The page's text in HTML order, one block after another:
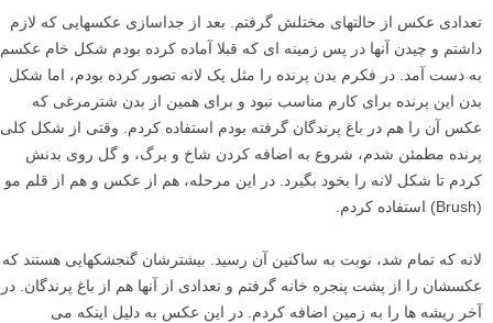
تعدادى عکس از حالتهاى مختلش گرفتم. بعد از جداسازى عکسهایى که لازم
داشتم و چیدن آنها در پس زمینه اى که قبلا آماده کرده بودم شکل خام عکسم
به دست آمد. در فکرم بدن پرنده را مثل یک لانه تصور کرده بودم، اما شکل
بدن این پرنده براى کارم مناسب نبود و براى همین از بدن شترمرغى که
عکس آن را هم در باغ پرندگان گرفته بودم استفاده کردم. وقتى از شکل کلى
پرنده مطمئن شدم، شروع به اضافه کردن شاخ و برگ، و گل روى بدنش
کردم تا شکل لانه را بخود بگیرد. در این مرحله، هم از عکس و هم از قلم مو
(Brush) استفاده کردم.
لانه که تمام شد، نوبت به ساکنین آن رسید. بیشترشان گنجشکهایى هستند که
عکسشان را از پشت پنجره خانه گرفتم و تعدادى از آنها هم از باغ پرندگان. در
آخر ریشه ها را به زمین اضافه کردم. در این عکس به دلیل اینکه مى